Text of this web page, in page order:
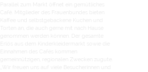
Parallel zum Markt öffnet ein gemütliches
Café. Mitglieder des Frauenbundes bieten
Kaffee und selbstgebackene Kuchen und
Torten an, die auch gerne mit nach Hause
genommen werden können. Der gesamte
Erlös aus dem Kinderkleidermarkt sowie die
Einnahmen des Cafés kommen
gemeinnützigen, regionalen Zwecken zugute.
„Wir freuen uns auf viele Besucherinnen und